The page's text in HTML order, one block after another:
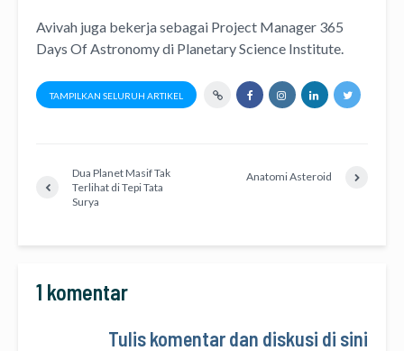
Avivah juga bekerja sebagai Project Manager 365
Days Of Astronomydi Planetary Science Institute
TAMPILKAN SELURUH ARTIKEL
Dua Planet Masif Tak
Terlihat di Tepi Tata
Surya
Anatomi Asteroid
1 komentar
Tulis komentar dan diskusi di sini